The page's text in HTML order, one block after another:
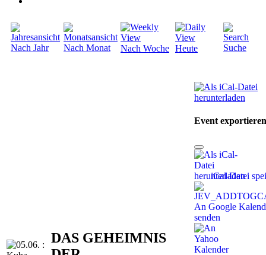
Nach Jahr Nach Monat Nach Woche Heute Suche
DAS GEHEIMNIS
Event exportieren
iCal-Datei
An Google
senden